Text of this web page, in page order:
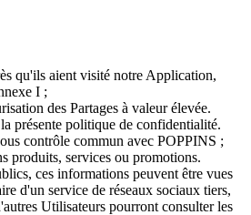
qu'ils aient visité notre Application,
I ;
des Partages à valeur élevée.
présente politique de confidentialité.
contrôle commun avec POPPINS ;
produits, services ou promotions.
ces informations peuvent être vues
d'un service de réseaux sociaux tiers,
Utilisateurs pourront consulter les